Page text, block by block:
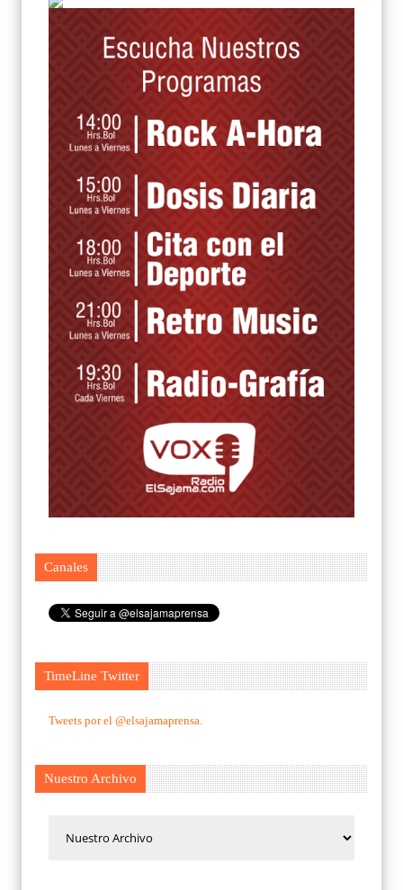
Canales
TimeLine Twitter
Tweets por el @elsajamaprensa.
Nuestro Archivo